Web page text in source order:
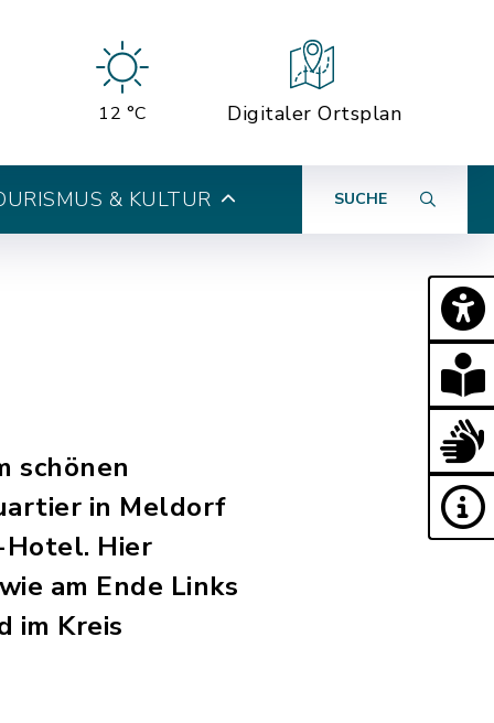
12 °C Digitaler Ortsplan
& KULTUR SUCHE
schönen
in Meldorf
Hotel. Hier
am Ende Links
im Kreis